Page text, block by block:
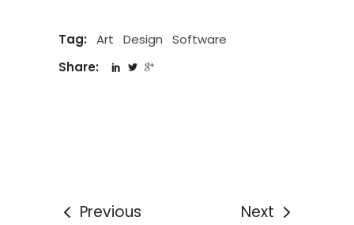
Tag: Art Design
Software
Share:
Previous Next